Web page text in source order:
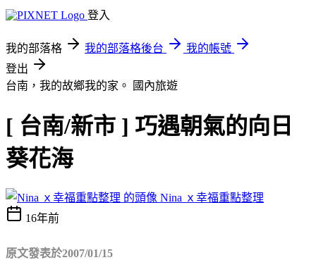
登入
我的部落格 我的部落格後台
我的帳號
登出
台南，我的故鄉我的家。
國內旅遊
[ 台南/新市 ] 巧遇朝氣的向日
葵花海
Nina ｘ幸福重點整理
16年前
原文發表於2007/01/15